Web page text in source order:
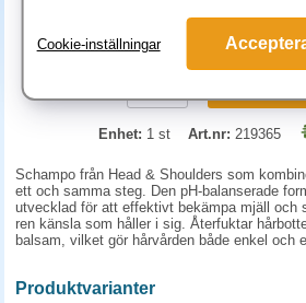
77.40 kr (inkl.
Enhet: 1 st Art.nr: 219365
Schampo från Head & Shoulders som
ett och samma steg. Den pH-balanserade
utvecklad för att effektivt bekämpa mjäll och
ren känsla som håller i sig. Återfuktar
balsam, vilket gör hårvården både enkel och
Produktvarianter
Cookie-inställningar